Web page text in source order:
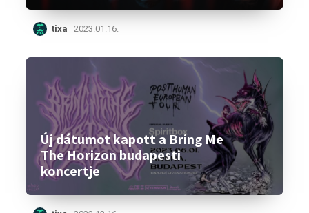
tixa 2023.01.16.
Új dátumot kapott a Bring Me
The Horizon budapesti
koncertje